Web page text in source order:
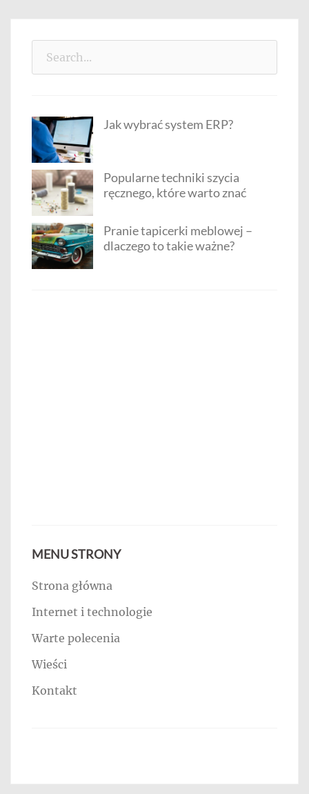
Jak wybrać system ERP?
Popularne techniki szycia
ręcznego, które warto znać
Pranie tapicerki meblowej –
dlaczego to takie ważne?
MENU STRONY
Strona główna
Internet i technologie
Warte polecenia
Wieści
Kontakt